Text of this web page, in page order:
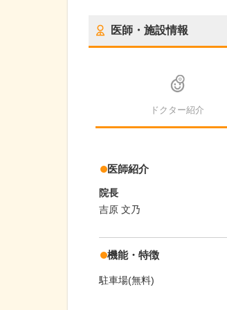
医師・施設情報
ドクター紹介
医師紹介
院長
吉原 文乃
機能・特徴
駐車場(無料)